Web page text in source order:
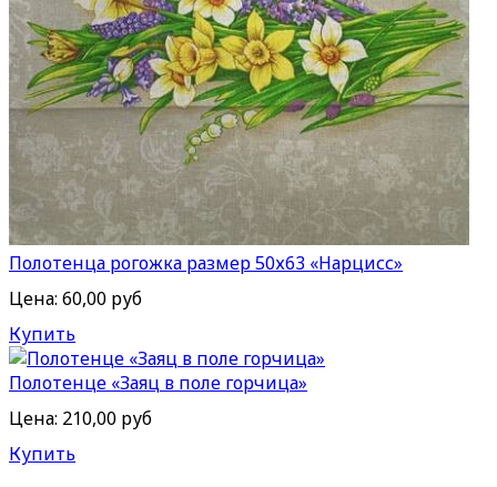
Полотенца рогожка размер 50х63 «Нарцисс»
Цена: 60,00 руб
Купить
Полотенце «Заяц в поле горчица»
Цена: 210,00 руб
Купить